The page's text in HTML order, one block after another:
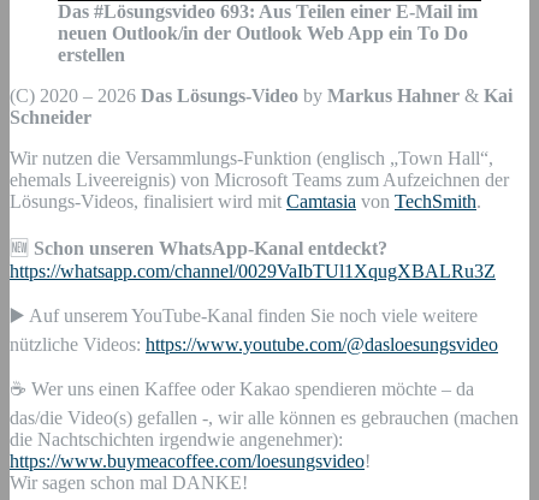
Das #Lösungsvideo 693: Aus Teilen einer E-Mail im
neuen Outlook/in der Outlook Web App ein To Do
erstellen
(C) 2020 – 2026 Das Lösungs-Video by Markus Hahner & Kai
Schneider
Wir nutzen die Versammlungs-Funktion (englisch „Town Hall“,
ehemals Liveereignis) von Microsoft Teams zum Aufzeichnen der
Lösungs-Videos, finalisiert wird mit Camtasia von TechSmith.
🆕 Schon unseren WhatsApp-Kanal entdeckt?
https://whatsapp.com/channel/0029VaIbTUl1XqugXBALRu3Z
▶️ Auf unserem YouTube-Kanal finden Sie noch viele weitere
nützliche Videos: https://www.youtube.com/@dasloesungsvideo
☕ Wer uns einen Kaffee oder Kakao spendieren möchte – da
das/die Video(s) gefallen -, wir alle können es gebrauchen (machen
die Nachtschichten irgendwie angenehmer):
https://www.buymeacoffee.com/loesungsvideo!
Wir sagen schon mal DANKE!